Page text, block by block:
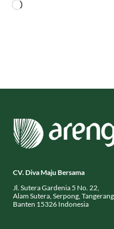
Memuat...
CV. Diva Maju Bersama
Jl. Sutera Gardenia 5 No. 22,
Alam Sutera, Serpong, Tangerang
Banten 15326 Indonesia